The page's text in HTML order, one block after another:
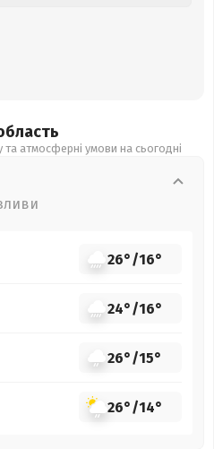
атмосферні умови на сьогодні
26°/16°
24°/16°
26°/15°
26°/14°